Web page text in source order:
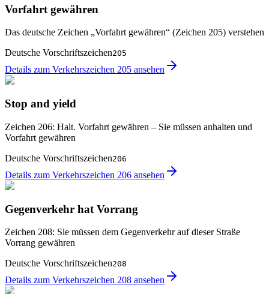
Vorfahrt gewähren
Das deutsche Zeichen „Vorfahrt gewähren“ (Zeichen 205) verstehen
Deutsche Vorschriftszeichen205
Details zum Verkehrszeichen 205 ansehen
Stop and yield
Zeichen 206: Halt. Vorfahrt gewähren – Sie müssen anhalten und
Vorfahrt gewähren
Deutsche Vorschriftszeichen206
Details zum Verkehrszeichen 206 ansehen
Gegenverkehr hat Vorrang
Zeichen 208: Sie müssen dem Gegenverkehr auf dieser Straße
Vorrang gewähren
Deutsche Vorschriftszeichen208
Details zum Verkehrszeichen 208 ansehen